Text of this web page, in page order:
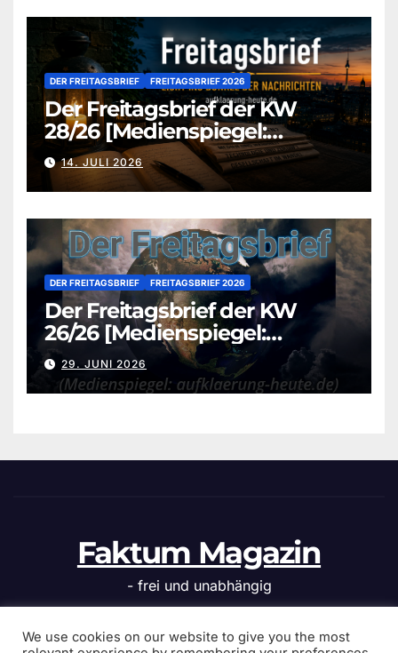
DER FREITAGSBRIEF FREITAGSBRIEF 2026
Der Freitagsbrief der KW
28/26 [Medienspiegel:
aufklaerung-heute.de]
14. JULI 2026
DER FREITAGSBRIEF FREITAGSBRIEF 2026
Der Freitagsbrief der KW
26/26 [Medienspiegel:
aufklaerung-heute.de]
29. JUNI 2026
Faktum Magazin
- frei und unabhängig
We use cookies on our website to give you the most